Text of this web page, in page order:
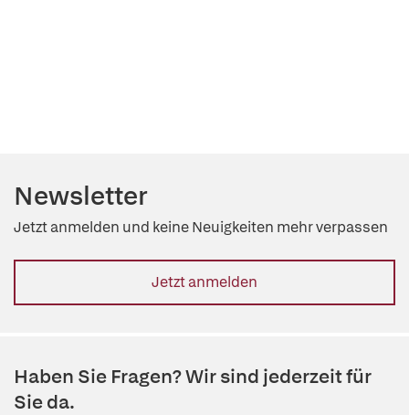
Newsletter
Jetzt anmelden und keine Neuigkeiten mehr verpassen
Jetzt anmelden
Haben Sie Fragen? Wir sind jederzeit für
Sie da.